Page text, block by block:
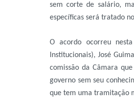
sem corte de salário,
específicas será tratado
O acordo ocorreu
Institucionais), José
comissão da Câmara
governo sem seu
que tem uma tramitação